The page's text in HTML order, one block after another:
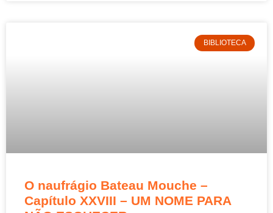
BIBLIOTECA
O naufrágio Bateau Mouche –
Capítulo XXVIII – UM NOME PARA